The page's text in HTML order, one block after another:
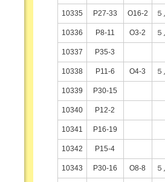
10335 P27-33 O16-2
10336 P8-11 O3-2
10337 P35-3
10338 P11-6 O4-3
10339 P30-15
10340 P12-2
10341 P16-19
10342 P15-4
10343 P30-16 O8-8